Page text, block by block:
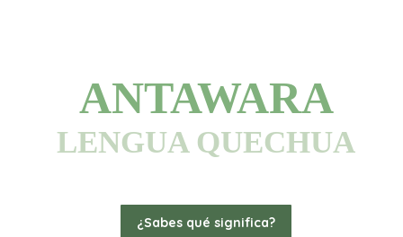
ANTAWARA
LENGUA QUECHUA
¿Sabes qué significa?